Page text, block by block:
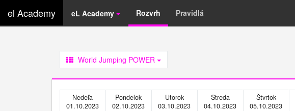
el Academy eL Academy Rozvrh Pravidlá
World Jumping POWER
Nedeľa
01.10.2023
Pondelok
02.10.2023
Utorok
03.10.2023
Streda
04.10.2023
Štvrtok
05.10.2023